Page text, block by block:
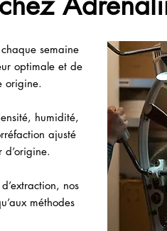
semaine
optimale et de
origine.
humidité,
ajusté
d’origine.
nos
méthodes